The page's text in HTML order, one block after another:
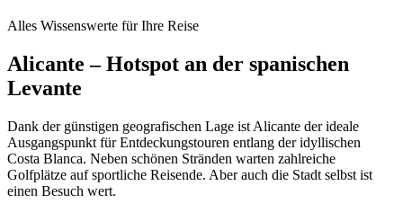
Alles Wissenswerte für Ihre Reise
Alicante – Hotspot an der spanischen
Levante
Dank der günstigen geografischen Lage ist Alicante der ideale
Ausgangspunkt für Entdeckungstouren entlang der idyllischen
Costa Blanca. Neben schönen Stränden warten zahlreiche
Golfplätze auf sportliche Reisende. Aber auch die Stadt selbst ist
einen Besuch wert.